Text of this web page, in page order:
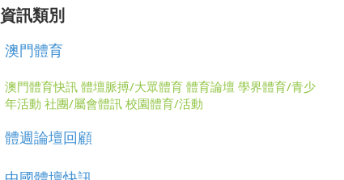
資訊類別
澳門體育
澳門體育快訊 體壇脈搏/大眾體育 體育論壇 學界體育/青少
年活動 社團/屬會體訊 校園體育/活動
體週論壇回顧